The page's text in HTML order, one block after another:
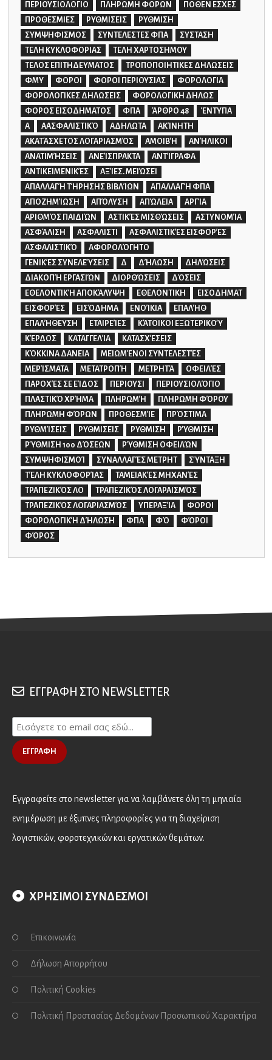
ΠΕΡΙΟΥΣΙΟΛΟΓΙΟ
ΠΛΗΡΩΜΗ ΦΟΡΩΝ
ΠΟΘΕΝ ΕΣΧΕΣ
ΠΡΟΘΕΣΜΙΕΣ
ΡΥΘΜΙΣΕΙΣ
ΡΥΘΜΙΣΗ
ΣΥΜΨΗΦΙΣΜΟΣ
ΣΥΝΤΕΛΕΣΤΕΣ ΦΠΑ
ΣΥΣΤΑΣΗ
ΤΕΛΗ ΚΥΚΛΟΦΟΡΙΑΣ
ΤΕΛΗ ΧΑΡΤΟΣΗΜΟΥ
ΤΕΛΟΣ ΕΠΙΤΗΔΕΥΜΑΤΟΣ
ΤΡΟΠΟΠΟΙΗΤΙΚΕΣ ΔΗΛΩΣΕΙΣ
ΦΜΥ
ΦΟΡΟΙ ΦΟΡΟΙ ΠΕΡΙΟΥΣΙΑΣ
ΦΟΡΟΛΟΓΙΑ
ΦΟΡΟΛΟΓΙΚΕΣ ΔΗΛΩΣΕΙΣ
ΦΟΡΟΛΟΓΙΚΗ ΔΗΛΩΣ
ΦΟΡΟΣ ΕΙΣΟΔΗΜΑΤΟΣ
ΦΠΑ ΆΡΘΡΟ 48
ΈΝΤΥΠΑ
Α
ΑΑΣΦΑΛΙΣΤΙΚΌ ΑΔΗΛΩΤΑ
ΑΚΊΝΗΤΗ
ΑΚΑΤΆΣΧΕΤΟΣ ΛΟΓΑΡΙΑΣΜΌΣ
ΑΜΟΙΒΉ
ΑΝΉΛΙΚΟΙ
ΑΝΑΤΙΜΉΣΕΙΣ
ΑΝΕΊΣΠΡΑΚΤΑ
ΑΝΤΊΓΡΑΦΑ
ΑΝΤΙΚΕΙΜΕΝΙΚΈΣ
ΑΞΊΕΣ. ΜΕΙΏΣΕΙ
ΑΠΑΛΛΑΓΉ ΤΉΡΗΣΗΣ ΒΙΒΛΊΩΝ
ΑΠΑΛΛΑΓΉ ΦΠΑ
ΑΠΟΖΗΜΊΩΣΗ
ΑΠΌΛΥΣΗ ΑΠΏΛΕΙΑ
ΑΡΓΊΑ
ΑΡΙΘΜΌΣ ΠΑΙΔΙΏΝ
ΑΣΤΙΚΈΣ ΜΙΣΘΏΣΕΙΣ
ΑΣΤΥΝΟΜΊΑ
ΑΣΦΆΛΙΣΗ
ΑΣΦΑΛΙΣΤΙ
ΑΣΦΑΛΙΣΤΙΚΈΣ ΕΙΣΦΟΡΈΣ
ΑΣΦΑΛΙΣΤΙΚΌ
ΑΦΟΡΟΛΌΓΗΤΟ
ΓΕΝΙΚΈΣ ΣΥΝΕΛΕΎΣΕΙΣ
Δ ΔΉΛΩΣΗ
ΔΗΛΏΣΕΙΣ
ΔΙΑΚΟΠΉ ΕΡΓΑΣΙΏΝ
ΔΙΟΡΘΏΣΕΙΣ
ΔΌΣΕΙΣ
ΕΘΕΛΟΝΤΙΚΉ ΑΠΟΚΆΛΥΨΗ
ΕΘΕΛΟΝΤΙΚΗ
ΕΙΣΟΔΗΜΑΤ
ΕΙΣΦΟΡΈΣ
ΕΙΣΌΔΗΜΑ ΕΝΟΊΚΙΑ
ΕΠΑΛΉΘ
ΕΠΑΛΉΘΕΥΣΗ
ΕΤΑΙΡΕΊΕΣ
ΚΆΤΟΙΚΟΙ ΕΞΩΤΕΡΙΚΟΎ
ΚΈΡΔΟΣ
ΚΑΤΑΓΓΕΛΊΑ
ΚΑΤΑΣΧΈΣΕΙΣ
ΚΌΚΚΙΝΑ ΔΑΝΕΙΑ
ΜΕΙΩΜΈΝΟΙ ΣΥΝΤΕΛΕΣΤΈΣ
ΜΕΡΊΣΜΑΤΑ
ΜΕΤΑΤΡΟΠΉ ΜΕΤΡΗΤΆ
ΟΦΕΙΛΈΣ
ΠΑΡΟΧΈΣ ΣΕ ΕΊΔΟΣ
ΠΕΡΙΟΥΣΙ
ΠΕΡΙΟΥΣΙΟΛΌΓΙΟ
ΠΛΑΣΤΙΚΌ ΧΡΉΜΑ
ΠΛΗΡΩΜΉ
ΠΛΗΡΩΜΗ ΦΌΡΟΥ
ΠΛΗΡΩΜΗ ΦΌΡΩΝ
ΠΡΟΘΕΣΜΊΕ
ΠΡΌΣΤΙΜΑ
ΡΥΘΜΊΣΕΙΣ
ΡΥΘΜΙΣΕΙΣ ΡΥΘΜΙΣΗ
ΡΎΘΜΙΣΗ
ΡΎΘΜΙΣΗ 100 ΔΌΣΕΩΝ
ΡΎΘΜΙΣΗ ΟΦΕΙΛΏΝ
ΣΥΜΨΗΦΙΣΜΟΊ
ΣΥΝΑΛΛΑΓΈΣ ΜΕΤΡΗΤ
ΣΎΝΤΑΞΗ
ΤΈΛΗ ΚΥΚΛΟΦΟΡΊΑΣ
ΤΑΜΕΙΑΚΈΣ ΜΗΧΑΝΈΣ
ΤΡΑΠΕΖΙΚΌΣ ΛΟ
ΤΡΑΠΕΖΙΚΌΣ ΛΟΓΑΡΑΙΣΜΌΣ
ΤΡΑΠΕΖΙΚΌΣ ΛΟΓΑΡΙΑΣΜΌΣ
ΥΠΕΡΑΞΊΑ
ΦΟΡΟΙ
ΦΟΡΟΛΟΓΙΚΉ ΔΉΛΩΣΗ
ΦΠΑ ΦΌ
ΦΌΡΟΙ
ΦΌΡΟΣ
ΕΓΓΡΑΦΗ ΣΤΟ NEWSLETTER
Εγγραφείτε στο newsletter για να λαμβάνετε όλη τη μηνιαία
ενημέρωση με έξυπνες πληροφορίες για τη διαχείριση
λογιστικών, φοροτεχνικών και εργατικών θεμάτων.
ΧΡΗΣΙΜΟΙ ΣΥΝΔΕΣΜΟΙ
Επικοινωνία
Δήλωση Απορρήτου
Πολιτική Cookies
Πολιτική Προστασίας Δεδομένων Προσωπικού Χαρακτήρα